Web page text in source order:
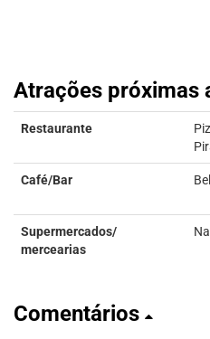
Atrações próximas
Restaurante
Café/Bar
Supermercados/
mercearias
Comentários